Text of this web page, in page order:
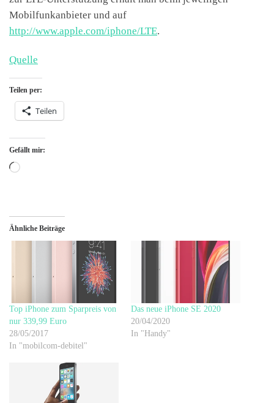
Mobilfunkanbieter und auf
http://www.apple.com/iphone/LTE.
Quelle
Teilen per:
Teilen
Gefällt mir:
Wird geladen …
Ähnliche Beiträge
Top iPhone zum Sparpreis von
nur 339,99 Euro
28/05/2017
In "mobilcom-debitel"
Das neue iPhone SE 2020
20/04/2020
In "Handy"